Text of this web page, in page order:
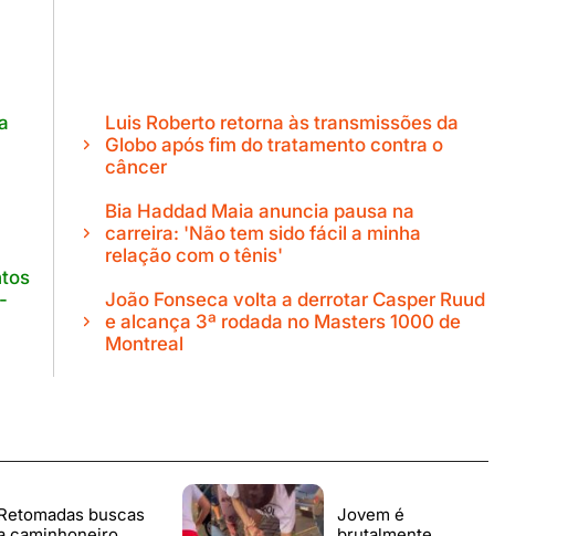
Luis Roberto retorna às transmissões da
Globo após fim do tratamento contra o
câncer
Bia Haddad Maia anuncia pausa na
carreira: 'Não tem sido fácil a minha
relação com o tênis'
João Fonseca volta a derrotar Casper Ruud
e alcança 3ª rodada no Masters 1000 de
Montreal
buscas
Jovem é